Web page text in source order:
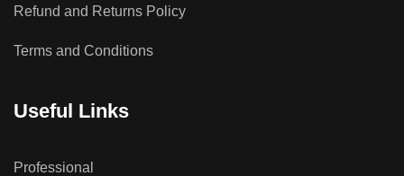
Refund and Returns Policy
Terms and Conditions
Useful Links
Professional